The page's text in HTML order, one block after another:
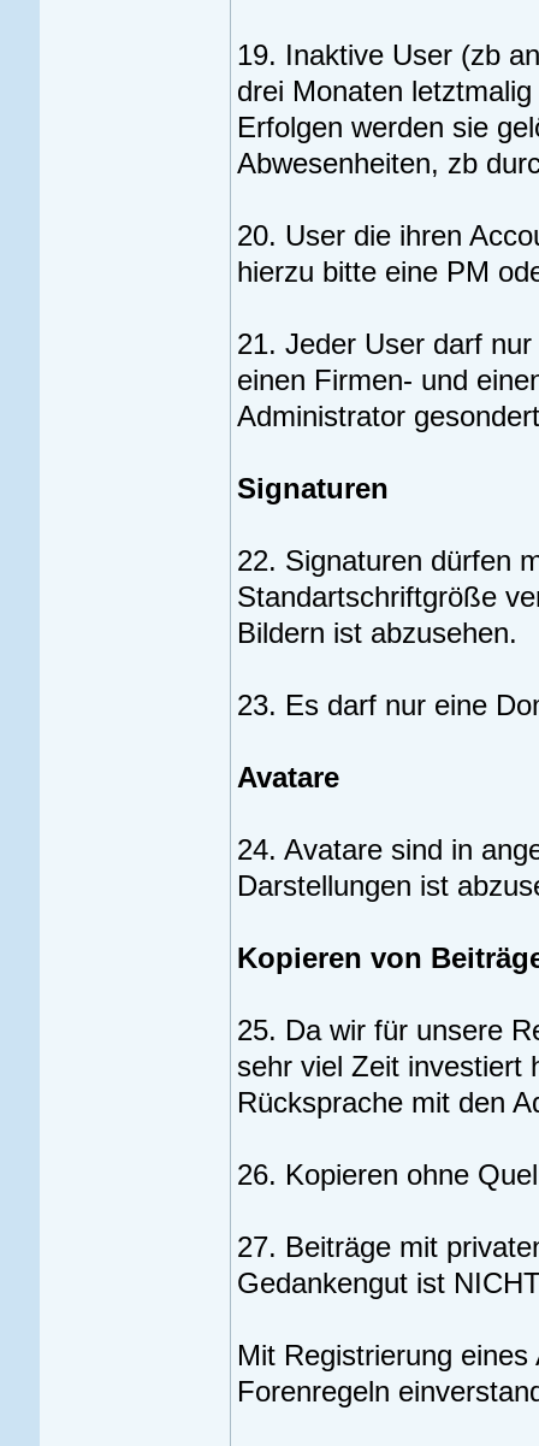
19. Inaktive User (zb
drei Monaten
Erfolgen werden sie
Abwesenheiten, zb
20. User die ihren
hierzu bitte eine PM
21. Jeder User darf
einen Firmen- und
Administrator
Signaturen
22. Signaturen dürfen
Standartschriftgröße
Bildern ist abzusehen.
23. Es darf nur eine
Avatare
24. Avatare sind in
Darstellungen ist
Kopieren von
25. Da wir für unsere
sehr viel Zeit investiert
Rücksprache mit den
26. Kopieren ohne
27. Beiträge mit
Gedankengut ist
Mit Registrierung
Forenregeln